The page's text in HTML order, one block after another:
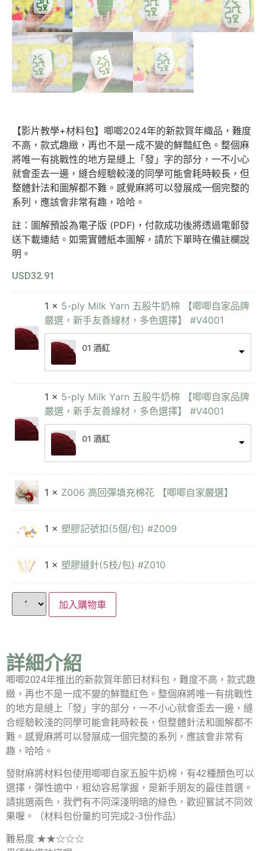
【影片教學+材料包】唧唧2024年的新款賀年織品，難度
不高，款式趣緻，再也不是一成不變的鮮豔紅色。整個麻
將唯一有挑戰性的地方是縫上「發」字的部分，一不小心
就會歪去一邊，縫合經驗較淺的同學可能會耗時較長，但
整體針法和圖解都不難。感覺麻將可以發展成一個完整的
系列，應該會非常有趣，哈哈。
註：圖解預設為電子版 (PDF)，付款成功後將透過電郵發
送下載連結。如需實體紙本圖解，請於下單時在備註欄說
明。
USD32.91
1 × 5-ply Milk Yarn 五股牛奶棉 【唧唧自家品牌
嚴選，新手友善線材，多色選擇】 #V4001
01 酒紅
1 × 5-ply Milk Yarn 五股牛奶棉 【唧唧自家品牌
嚴選，新手友善線材，多色選擇】 #V4001
01 酒紅
1 × Z006 高回彈填充棉花 【唧唧自家嚴選】
1 × 塑膠記號扣(5個/包) #Z009
1 × 塑膠縫針(5枝/包) #Z010
加入購物車
詳細介紹
唧唧2024年推出的新款賀年節日材料包，難度不高，款式趣
緻，再也不是一成不變的鮮豔紅色。整個麻將唯一有挑戰性
的地方是縫上「發」字的部分，一不小心就會歪去一邊，縫
合經驗較淺的同學可能會耗時較長，但整體針法和圖解都不
難。感覺麻將可以發展成一個完整的系列，應該會非常有
趣，哈哈。
發財麻將材料包使用唧唧自家五股牛奶棉，有42種顏色可以
選擇，彈性適中，粗幼容易掌握，是新手朋友的最佳首選。
請挑選兩色，我們有不同深淺明暗的綠色，歡迎嘗試不同效
果喔。（材料包份量約可完成2-3份作品）
難易度 ★★☆☆☆